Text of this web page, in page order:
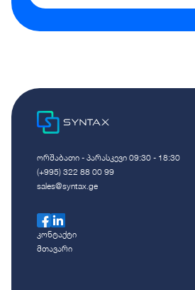
ორშაბათი - პარასკევი 09:30 - 18:30
(+995) 322 88 00 99
sales@syntax.ge
კონტაქტი
მთავარი